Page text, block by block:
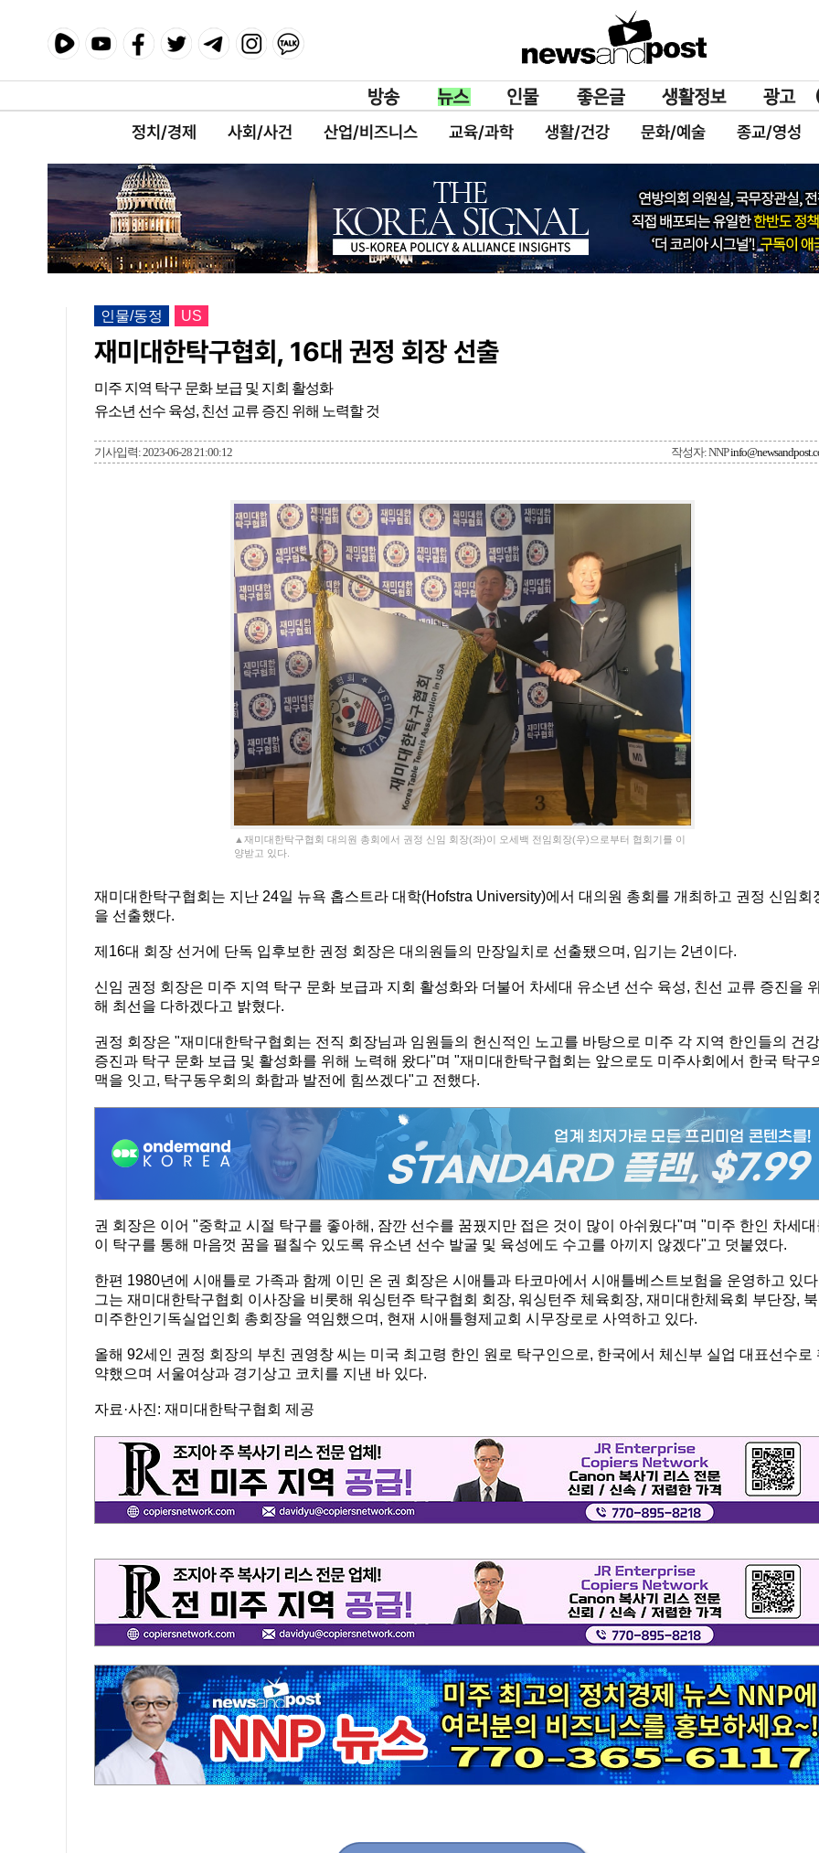
정치/경제 사회/사건 산업/비즈니스 교육/과학 생활/건강 문화/예술 종교/영성
인물/동정 US
재미대한탁구협회, 16대 권정 회장 선출
미주 지역 탁구 문화 보급 및 지회 활성화
유소년 선수 육성, 친선 교류 증진 위해 노력할 것
기사입력: 2023-06-28 21:00:12 작성자: NNP
▲재미대한탁구협회 대의원 총회에서 권정 신임 회장(좌)이 오세백 전임회장(우)으로부터 협회기를 이
양받고 있다.
재미대한탁구협회는 지난 24일 뉴욕 홉스트라 대학(Hofstra University)에서 대의원 총회를 개최하고 권정 신임회
을 선출했다.
제16대 회장 선거에 단독 입후보한 권정 회장은 대의원들의 만장일치로 선출됐으며, 임기는 2년이다.
신임 권정 회장은 미주 지역 탁구 문화 보급과 지회 활성화와 더불어 차세대 유소년 선수 육성, 친선 교류 증진을
해 최선을 다하겠다고 밝혔다.
권정 회장은 "재미대한탁구협회는 전직 회장님과 임원들의 헌신적인 노고를 바탕으로 미주 각 지역 한인들의 건강
증진과 탁구 문화 보급 및 활성화를 위해 노력해 왔다"며 "재미대한탁구협회는 앞으로도 미주사회에서 한국 탁구
맥을 잇고, 탁구동우회의 화합과 발전에 힘쓰겠다"고 전했다.
권 회장은 이어 "중학교 시절 탁구를 좋아해, 잠깐 선수를 꿈꿨지만 접은 것이 많이 아쉬웠다"며 "미주 한인 차세대
이 탁구를 통해 마음껏 꿈을 펼칠수 있도록 유소년 선수 발굴 및 육성에도 수고를 아끼지 않겠다"고 덧붙였다.
한편 1980년에 시애틀로 가족과 함께 이민 온 권 회장은 시애틀과 타코마에서 시애틀베스트보험을 운영하고 있
그는 재미대한탁구협회 이사장을 비롯해 워싱턴주 탁구협회 회장, 워싱턴주 체육회장, 재미대한체육회 부단장, 북
미주한인기독실업인회 총회장을 역임했으며, 현재 시애틀형제교회 시무장로로 사역하고 있다.
올해 92세인 권정 회장의 부친 권영창 씨는 미국 최고령 한인 원로 탁구인으로, 한국에서 체신부 실업 대표선수로
약했으며 서울여상과 경기상고 코치를 지낸 바 있다.
자료·사진: 재미대한탁구협회 제공